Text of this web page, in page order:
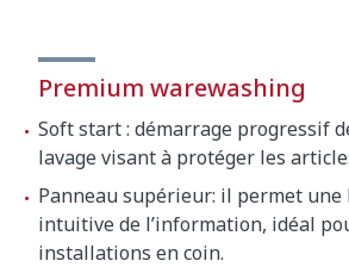
Premium warewashing
Soft start : démarrage progressif
lavage visant à protéger les
Panneau supérieur: il permet
intuitive de l’information, idéal
installations en coin.